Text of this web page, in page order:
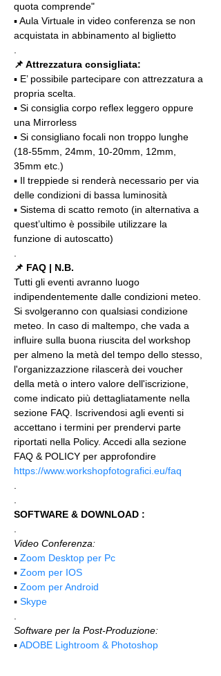
quota comprende"
▪️ Aula Virtuale in video conferenza se non
acquistata in abbinamento al biglietto
📌 Attrezzatura consigliata:
▪️ E’ possibile partecipare con attrezzatura a
propria scelta.
▪️ Si consiglia corpo reflex leggero oppure
una Mirrorless
▪️ Si consigliano focali non troppo lunghe
(18-55mm, 24mm, 10-20mm, 12mm,
35mm etc.)
▪️ Il treppiede si renderà necessario per via
delle condizioni di bassa luminosità
▪️ Sistema di scatto remoto (in alternativa a
quest’ultimo è possibile utilizzare la
funzione di autoscatto)
📌 FAQ | N.B.
Tutti gli eventi avranno luogo
indipendentemente dalle condizioni meteo.
Si svolgeranno con qualsiasi condizione
meteo. In caso di maltempo, che vada a
influire sulla buona riuscita del workshop
per almeno la metà del tempo dello stesso,
l'organizzazzione rilascerà dei voucher
della metà o intero valore dell'iscrizione,
come indicato più dettagliatamente nella
sezione FAQ. Iscrivendosi agli eventi si
accettano i termini per prendervi parte
riportati nella Policy. Accedi alla sezione
FAQ & POLICY per approfondire
https://www.workshopfotografici.eu/faq
SOFTWARE & DOWNLOAD :
Video Conferenza:
▪️ Zoom Desktop per Pc
▪️ Zoom per IOS
▪️ Zoom per Android
▪️ Skype
Software per la Post-Produzione:
▪️ ADOBE Lightroom & Photoshop